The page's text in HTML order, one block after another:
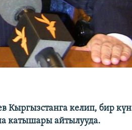
Кыргызстанга келип, бир күн
катышары айтылууда.